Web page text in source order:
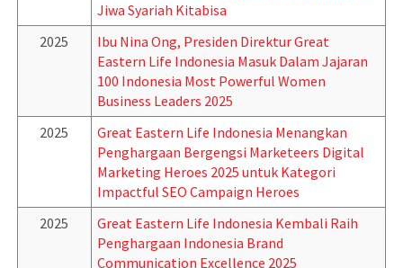
Jiwa Syariah Kitabisa
2025
Ibu Nina Ong, Presiden Direktur Great
Eastern Life Indonesia Masuk Dalam Jajaran
100 Indonesia Most Powerful Women
Business Leaders 2025
2025
Great Eastern Life Indonesia Menangkan
Penghargaan Bergengsi Marketeers Digital
Marketing Heroes 2025 untuk Kategori
Impactful SEO Campaign Heroes
2025
Great Eastern Life Indonesia Kembali Raih
Penghargaan Indonesia Brand
Communication Excellence 2025